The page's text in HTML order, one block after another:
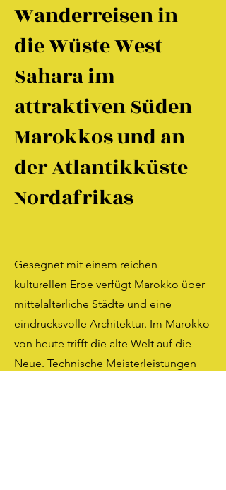
Wanderreisen in
die Wüste West
Sahara im
attraktiven Süden
Marokkos und an
der Atlantikküste
Nordafrikas
Gesegnet mit einem reichen
kulturellen Erbe verfügt Marokko über
mittelalterliche Städte und eine
eindrucksvolle Architektur. Im Marokko
von heute trifft die alte Welt auf die
Neue. Technische Meisterleistungen